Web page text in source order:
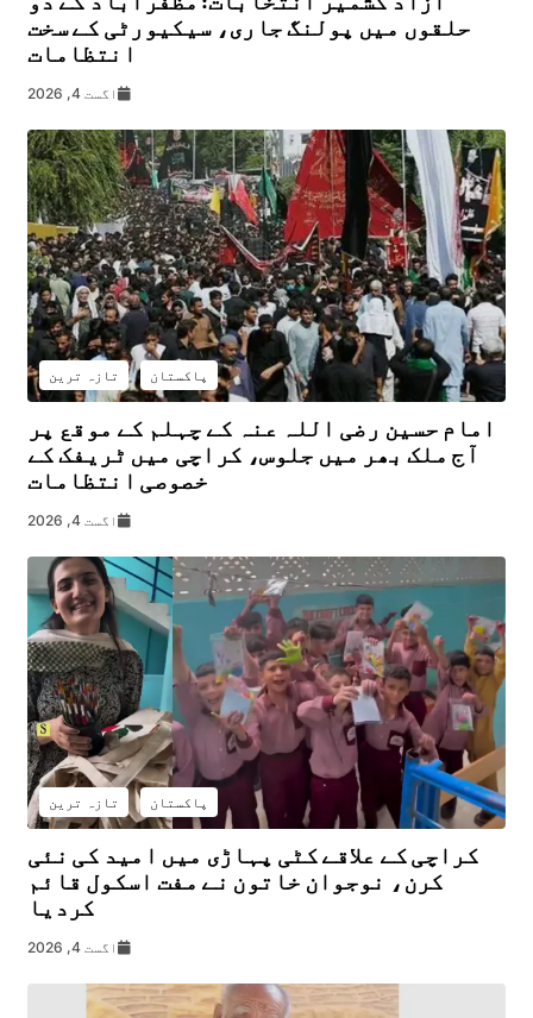
حلقوں میں پولنگ جاری، سیکیورٹی کے سخت
انتظامات
اگست 4, 2026
پاکستان تازہ ترین
امام حسین رضی اللہ عنہ کے چہلم کے موقع پر
آج ملک بھر میں جلوس، کراچی میں ٹریفک کے
خصوصی انتظامات
اگست 4, 2026
پاکستان تازہ ترین
کراچی کے علاقے کٹی پہاڑی میں امید کی نئی
کرن، نوجوان خاتون نے مفت اسکول قائم
کردیا
اگست 4, 2026